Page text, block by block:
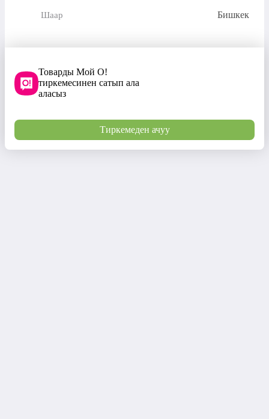
Шаар Бишкек
Товарды Мой О!
тиркемесинен сатып ала
аласыз
Тиркемеден ачуу